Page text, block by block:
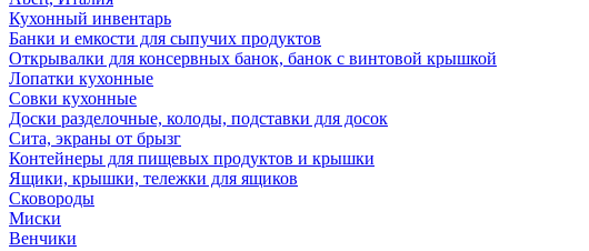
Кухонный инвентарь
Банки и емкости для сыпучих продуктов
Открывалки для консервных банок, банок с винтовой крышкой
Лопатки кухонные
Совки кухонные
Доски разделочные, колоды, подставки для досок
Сита, экраны от брызг
Контейнеры для пищевых продуктов и крышки
Ящики, крышки, тележки для ящиков
Сковороды
Миски
Венчики